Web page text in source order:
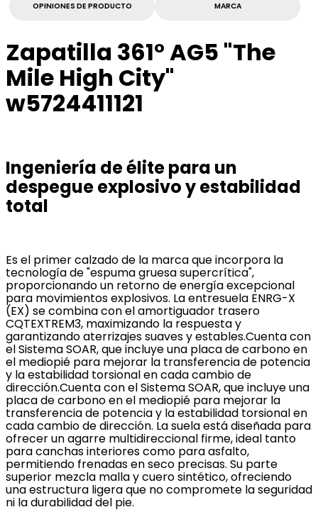
OPINIONES DE PRODUCTO MARCA
Zapatilla 361° AG5 "The
Mile High City"
w5724411121
Ingeniería de élite para un
despegue explosivo y estabilidad
total
Es el primer calzado de la marca que incorpora la
tecnología de "espuma gruesa supercrítica",
proporcionando un retorno de energía excepcional
para movimientos explosivos. La entresuela ENRG-X
(EX) se combina con el amortiguador trasero
CQTEXTREM3, maximizando la respuesta y
garantizando aterrizajes suaves y estables.Cuenta con
el Sistema SOAR, que incluye una placa de carbono en
el mediopié para mejorar la transferencia de potencia
y la estabilidad torsional en cada cambio de
dirección.Cuenta con el Sistema SOAR, que incluye una
placa de carbono en el mediopié para mejorar la
transferencia de potencia y la estabilidad torsional en
cada cambio de dirección. La suela está diseñada para
ofrecer un agarre multidireccional firme, ideal tanto
para canchas interiores como para asfalto,
permitiendo frenadas en seco precisas. Su parte
superior mezcla malla y cuero sintético, ofreciendo
una estructura ligera que no compromete la seguridad
ni la durabilidad del pie.